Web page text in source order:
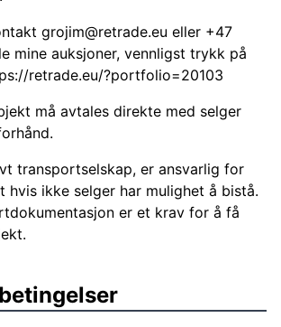
grojim@retrade.eu eller +47
mine auksjoner, vennligst trykk på
retrade.eu/?portfolio=20103
må avtales direkte med selger
transportselskap, er ansvarlig for
hvis ikke selger har mulighet å bistå.
er et krav for å få